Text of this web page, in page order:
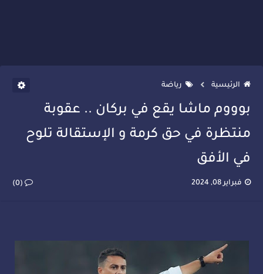
الرئيسية رياضة
بوووم ماشا يقع في بركان .. عقوبة
منتظرة في حق كرمة و الإستقالة تلوح
في الأفق
فبراير 08, 2024 (0)